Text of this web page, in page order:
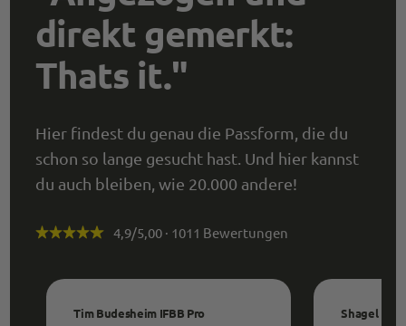
Tim Budesheim IFBB Pro Shagel Butt
direkt gemerkt:
Thats it."
Hier findest du genau die Passform, die du
schon so lange gesucht hast. Und hier kannst
du auch bleiben, wie 20.000 andere!
4,9/5,00 · 1011 Bewertungen